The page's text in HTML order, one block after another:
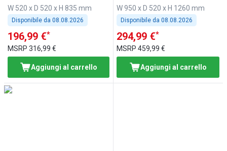
W 520 x D 520 x H 835 mm
Disponibile da 08.08.2026
196,99 €*
MSRP 316,99 €
Aggiungi al carrello
W 950 x D 520 x H 1260 mm
Disponibile da08.08.2026
294,99 €*
MSRP459,99 €
Aggiungi al carrello